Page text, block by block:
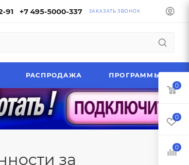
91 +7 495-5000-337 ЗАКАЗАТЬ ЗВОНОК
РАСПРОДАЖА ПРОГРАММЫ
за
0
0
0